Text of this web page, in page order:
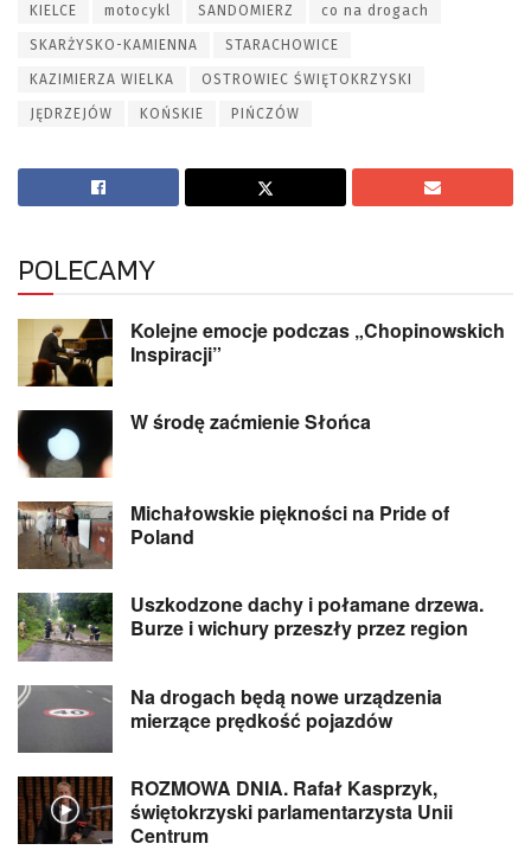
KIELCE motocykl SANDOMIERZ co na drogach
SKARŻYSKO-KAMIENNA STARACHOWICE
KAZIMIERZA WIELKA OSTROWIEC ŚWIĘTOKRZYSKI
JĘDRZEJÓW KOŃSKIE PIŃCZÓW
POLECAMY
Kolejne emocje podczas „Chopinowskich
Inspiracji”
W środę zaćmienie Słońca
Michałowskie piękności na Pride of
Poland
Uszkodzone dachy i połamane drzewa.
Burze i wichury przeszły przez region
Na drogach będą nowe urządzenia
mierzące prędkość pojazdów
ROZMOWA DNIA. Rafał Kasprzyk,
świętokrzyski parlamentarzysta Unii
Centrum